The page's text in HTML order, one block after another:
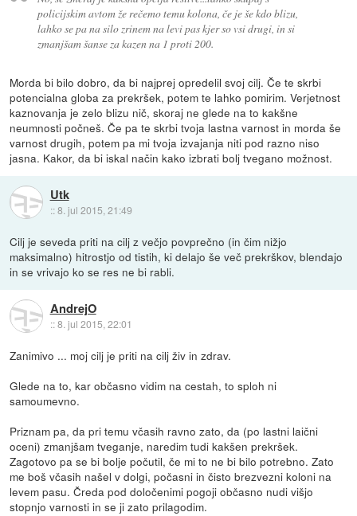
policijskim avtom že rečemo temu kolona, če je še kdo blizu,
lahko se pa na silo zrinem na levi pas kjer so vsi drugi, in si
zmanjšam šanse za kazen na 1 proti 200.
Morda bi bilo dobro, da bi najprej opredelil svoj cilj. Če te skrbi
potencialna globa za prekršek, potem te lahko pomirim. Verjetnost
kaznovanja je zelo blizu nič, skoraj ne glede na to kakšne
neumnosti počneš. Če pa te skrbi tvoja lastna varnost in morda še
varnost drugih, potem pa mi tvoja izvajanja niti pod razno niso
jasna. Kakor, da bi iskal način kako izbrati bolj tvegano možnost.
Utk
::8. jul 2015, 21:49
Cilj je seveda priti na cilj z večjo povprečno (in čim nižjo
maksimalno) hitrostjo od tistih, ki delajo še več prekrškov, blendajo
in se vrivajo ko se res ne bi rabli.
AndrejO
::8. jul 2015, 22:01
Zanimivo ... moj cilj je priti na cilj živ in zdrav.
Glede na to, kar občasno vidim na cestah, to sploh ni
samoumevno.
Priznam pa, da pri temu včasih ravno zato, da (po lastni laični
oceni) zmanjšam tveganje, naredim tudi kakšen prekršek.
Zagotovo pa se bi bolje počutil, če mi to ne bi bilo potrebno. Zato
me boš včasih našel v dolgi, počasni in čisto brezvezni koloni na
levem pasu. Čreda pod določenimi pogoji občasno nudi višjo
stopnjo varnosti in se ji zato prilagodim.